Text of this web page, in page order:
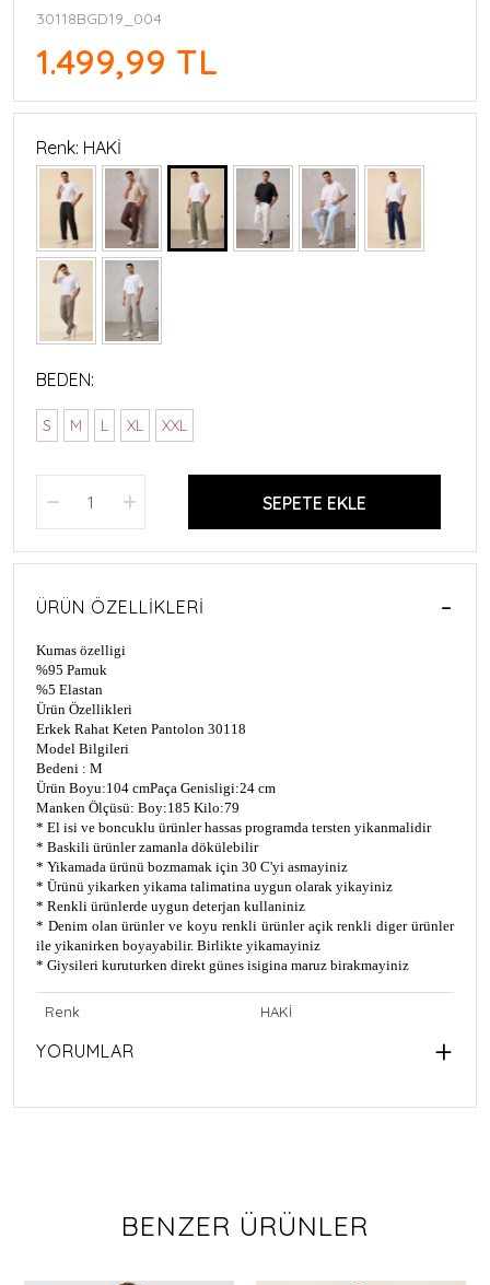
30118BGD19_004
1.499,99 TL
Renk: HAKİ
BEDEN:
S M L XL XXL
SEPETE EKLE
ÜRÜN ÖZELLIKLERI
Kumas özelligi
%95 Pamuk
%5 Elastan
Ürün Özellikleri
Erkek Rahat Keten Pantolon 30118
Model Bilgileri
Bedeni : M
Ürün Boyu:104 cmPaça Genisligi:24 cm
Manken Ölçüsü: Boy:185 Kilo:79
* El isi ve boncuklu ürünler hassas programda tersten yikanmalidir
* Baskili ürünler zamanla dökülebilir
* Yikamada ürünü bozmamak için 30 C'yi asmayiniz
* Ürünü yikarken yikama talimatina uygun olarak yikayiniz
* Renkli ürünlerde uygun deterjan kullaniniz
* Denim olan ürünler ve koyu renkli ürünler açik renkli diger ürünler
ile yikanirken boyayabilir. Birlikte yikamayiniz
* Giysileri kuruturken direkt günes isigina maruz birakmayiniz
Renk HAKİ
YORUMLAR
BENZER ÜRÜNLER